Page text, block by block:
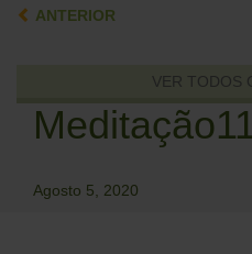
ANTERIOR
VER TODOS
Agosto 5, 2020